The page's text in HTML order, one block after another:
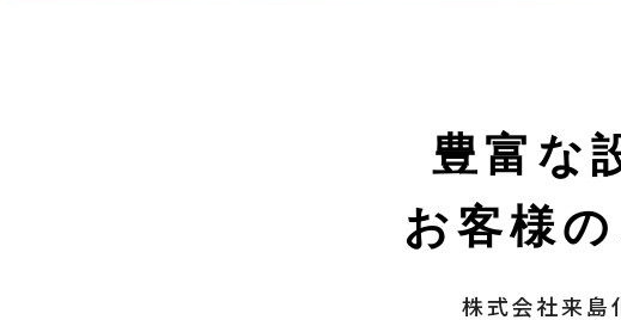
豊富な
お客様
株式会社来島